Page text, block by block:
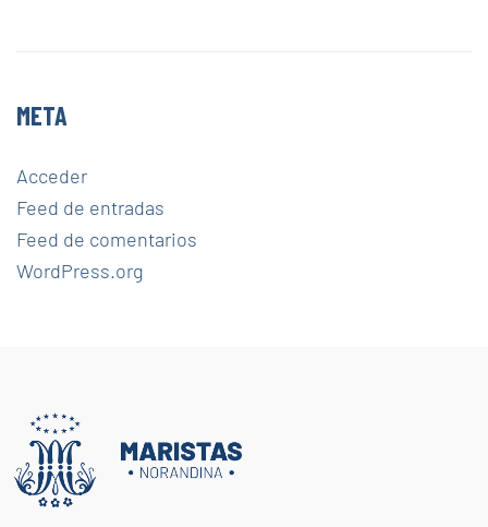
META
Acceder
Feed de entradas
Feed de comentarios
WordPress.org